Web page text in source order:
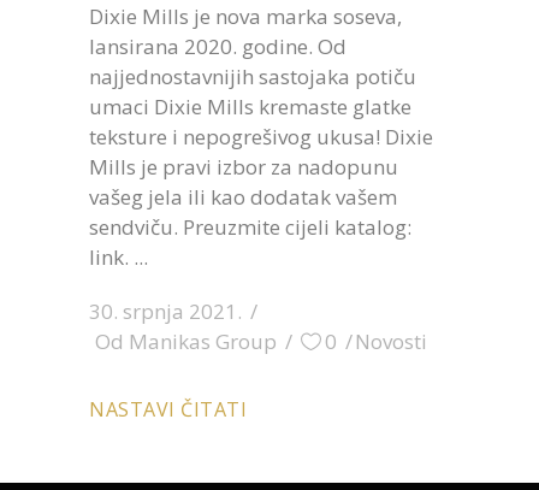
Dixie Mills je nova marka soseva,
lansirana 2020. godine. Od
najjednostavnijih sastojaka potiču
umaci Dixie Mills kremaste glatke
teksture i nepogrešivog ukusa! Dixie
Mills je pravi izbor za nadopunu
vašeg jela ili kao dodatak vašem
sendviču. Preuzmite cijeli katalog:
link.
30. srpnja 2021.
Od Manikas Group 0 Novosti
NASTAVI ČITATI